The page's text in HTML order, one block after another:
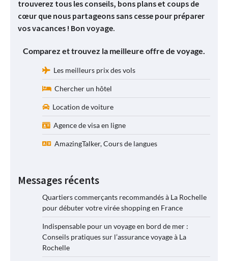
trouverez tous les conseils, bons plans et coups de
cœur que nous partageons sans cesse pour préparer
vos vacances ! Bon voyage.
Comparez et trouvez la meilleure offre de voyage.
Les meilleurs prix des vols
Chercher un hôtel
Location de voiture
Agence de visa en ligne
AmazingTalker, Cours de langues
Messages récents
Quartiers commerçants recommandés à La Rochelle
pour débuter votre virée shopping en France
Indispensable pour un voyage en bord de mer :
Conseils pratiques sur l’assurance voyage à La
Rochelle